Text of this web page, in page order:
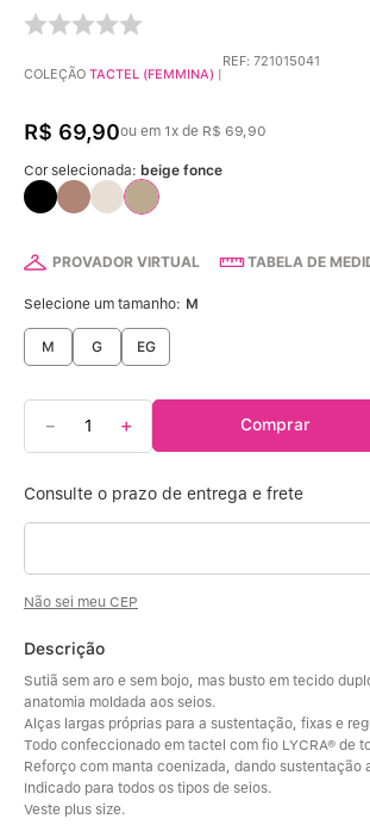
COLEÇÃO TACTEL (FEMMINA) |
REF: 721015041
R$ 69,90ou em 1x de R$ 69,90
Cor selecionada: beige fonce
PROVADOR VIRTUAL TABELA DE
Selecione um tamanho: M
M G EG
＋
－ Comprar
Não sei meu CEP
Descrição
Sutiã sem aro e sem bojo, mas busto em tecido
anatomia moldada aos seios.
Alças largas próprias para a sustentação, fixas e
Todo confeccionado em tactel com fio LYCRA® de
Reforço com manta coenizada, dando sustentação
Indicado para todos os tipos de seios.
Veste plus size.
3º Sutiã Bojo
Conjunto
5º Calcinha Algodão
6º Calcinha Cintura Alta
7º Multifuncional